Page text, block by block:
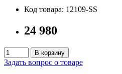
Код товара: 12109-SS
24 980
В корзину
Задать вопрос о товаре